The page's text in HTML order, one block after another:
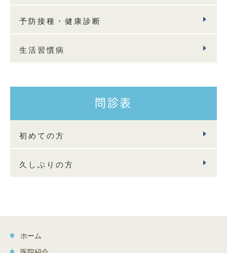
予防接種・健康診断
生活習慣病
問診表
初めての方
久しぶりの方
ホーム